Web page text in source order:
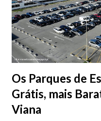
Os Parques de
Grátis, mais
Viana